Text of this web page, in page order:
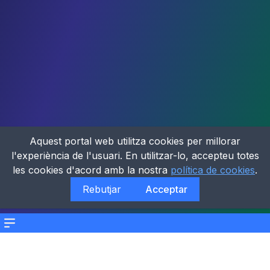
Menu
Aquest portal web utilitza cookies per millorar
l'experiència de l'usuari. En utilitzar-lo, accepteu totes
les cookies d'acord amb la nostra política de cookies.
Rebutjar
Acceptar